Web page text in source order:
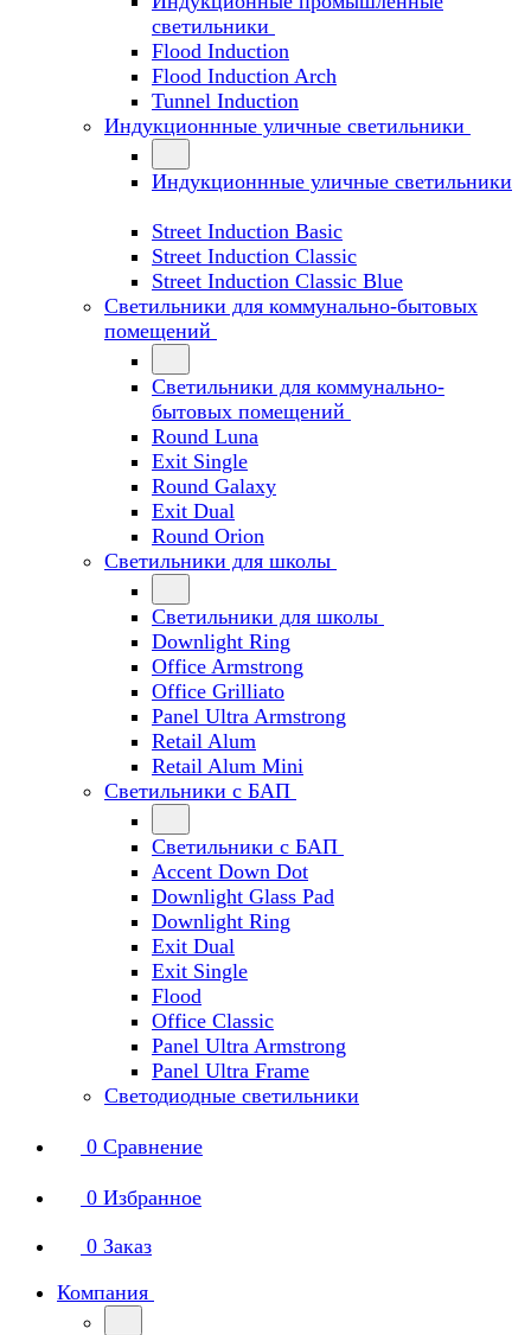
светильники
Flood Induction
Flood Induction Arch
Tunnel Induction
Индукционнные уличные светильники
Индукционнные уличные светильники
Street Induction Basic
Street Induction Classic
Street Induction Classic Blue
Светильники для коммунально-бытовых
помещений
Светильники для коммунально-
бытовых помещений
Round Luna
Exit Single
Round Galaxy
Exit Dual
Round Orion
Светильники для школы
Светильники для школы
Downlight Ring
Office Armstrong
Office Grilliato
Panel Ultra Armstrong
Retail Alum
Retail Alum Mini
Светильники с БАП
Светильники с БАП
Accent Down Dot
Downlight Glass Pad
Downlight Ring
Exit Dual
Exit Single
Flood
Office Classic
Panel Ultra Armstrong
Panel Ultra Frame
Светодиодные светильники
0 Сравнение
0 Избранное
0 Заказ
Компания